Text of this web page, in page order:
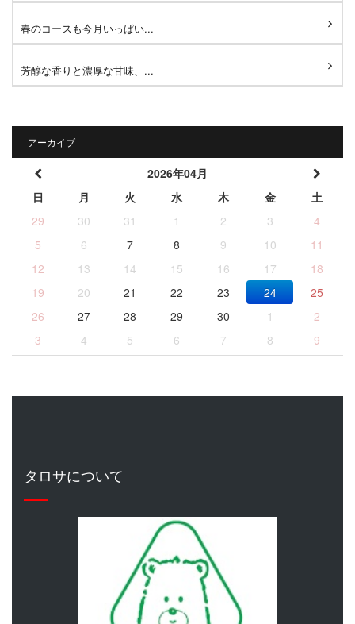
春のコースも今月いっぱい...
芳醇な香りと濃厚な甘味、...
アーカイブ
2026年04月
日
月 火 水 木 金
土
29
30 31 1 2 3
4
5
6 7 8 9 10
11
12
13 14 15 16 17
18
19
20 21 22 23 24
25
26
27 28 29 30 1
2
3
4 5 6 7 8 9
タロサについて